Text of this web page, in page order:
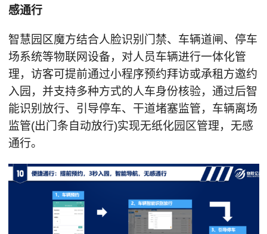
感通行
智慧园区魔方结合人脸识别门禁、车辆道闸、停车
场系统等物联网设备，对人员车辆进行一体化管
理，访客可提前通过小程序预约拜访或承租方邀约
入园，并支持多种方式的人车身份核验，通过后智
能识别放行、引导停车、干道堵塞监管，车辆离场
监管(出门条自动放行)实现无纸化园区管理，无感
通行。